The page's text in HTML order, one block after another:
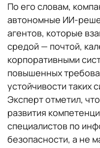
По его словам,
автономные ИИ-
агентов, которые
средой — почтой,
корпоративными
повышенных
устойчивости таких
Эксперт отметил,
развития
специалистов по
безопасности, а не